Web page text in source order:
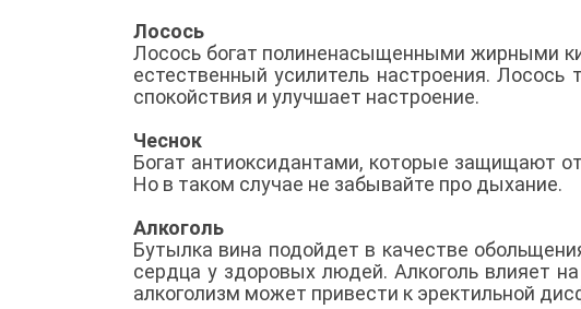
Лосось
Лосось богат полиненасыщенными жирными
естественный усилитель настроения.
спокойствия и улучшает настроение.
Чеснок
Богат антиоксидантами, которые защищают
Но в таком случае не забывайте про дыхание.
Алкоголь
Бутылка вина подойдет в качестве
сердца у здоровых людей. Алкоголь влияет
алкоголизм может привести к эректильной